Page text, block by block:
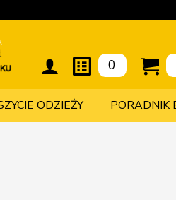
0
ODZIEŻY PORADNIK